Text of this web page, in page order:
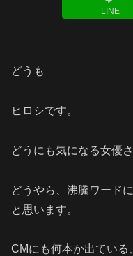
LINE
どうも
ヒロシです。
どうにも気になる女優
どうやら、沸騰ワード
と思います。
CMにも何本か出てい